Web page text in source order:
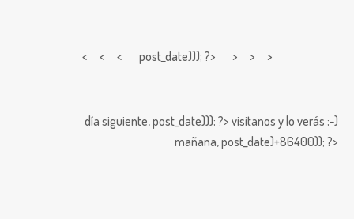
< < < post_date))); ?> > > >
día siguiente,post_date))); ?> visitanos y lo verás ;-)
mañana,post_date)+86400)); ?>